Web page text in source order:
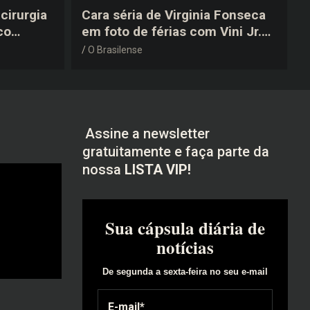
a
Cara séria de Virginia Fonseca
em foto de férias com Vini Jr.
vira piada na web: “Não
O Brasilense
Assine a newsletter
gratuitamente e faça parte da
nossa LISTA VIP!
Sua cápsula diária de
notícias
De segunda a sexta-feira no seu e-mail